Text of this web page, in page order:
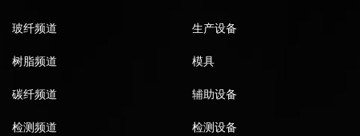
玻纤频道
树脂频道
碳纤频道
检测频道
生产设备
模具
辅助设备
检测设备